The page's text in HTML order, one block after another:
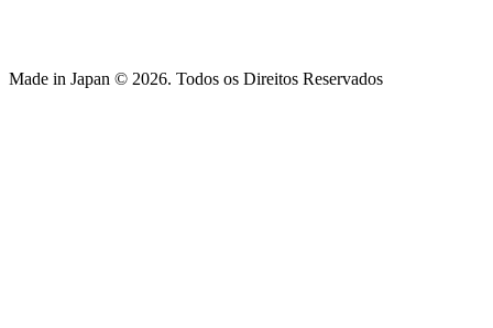
Made in Japan © 2026. Todos os Direitos Reservados